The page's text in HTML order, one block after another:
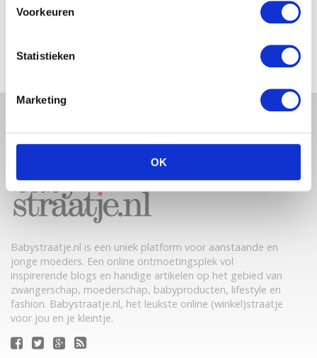
Voorkeuren
Statistieken
Marketing
OK
PRACHTIGE FOTO MET BABY
Babystraatje.nl is een uniek platform voor aanstaande en
jonge moeders. Een online ontmoetingsplek vol
inspirerende blogs en handige artikelen op het gebied van
zwangerschap, moederschap, babyproducten, lifestyle en
fashion. Babystraatje.nl, het leukste online (winkel)straatje
voor jou en je kleintje.